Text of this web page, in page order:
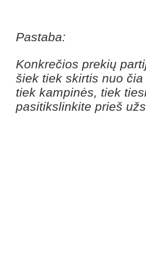
Pastaba:
Konkrečios prekių
šiek tiek skirtis nuo
tiek kampinės, tiek
pasitikslinkite prieš